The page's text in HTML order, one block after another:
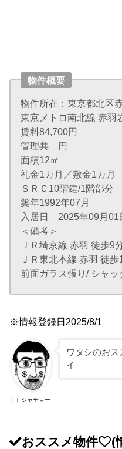
物件概要
物件所在：東京都北区
東京メトロ南北線 赤羽
賃料84,700円
管理共 円
面積12㎡
礼金1カ月／敷金1カ月
ＳＲＣ10階建/1階部分
築年1992年07月
入居日 2025年09月01
＜備考＞
ＪＲ埼京線 赤羽 徒歩9
ＪＲ東北本線 赤羽 徒歩
前面ガラス張り/ シャッ
※情報登録日2025/8/1
I T シャチョー
ワタシのお
イ
おススメ物件
(